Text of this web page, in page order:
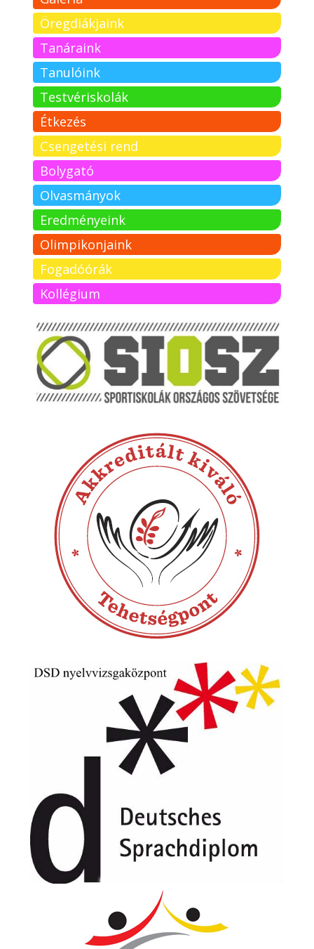
Öregdiákjaink
Tanáraink
Tanulóink
Testvériskolák
Étkezés
Csengetési rend
Bolygató
Olvasmányok
Eredményeink
Olimpikonjaink
Fogadóórák
Kollégium